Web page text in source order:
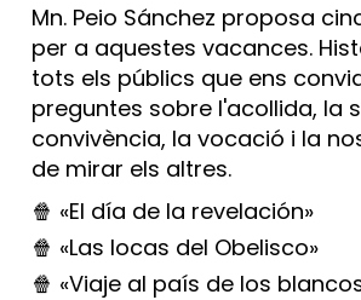
Mn. Peio Sánchez proposa
per a aquestes vacances.
tots els públics que ens
preguntes sobre l'acollida, la
convivència, la vocació i la
de mirar els altres.
🍿 «El día de la revelación»
🍿 «Las locas del Obelisco»
🍿 «Viaje al país de los